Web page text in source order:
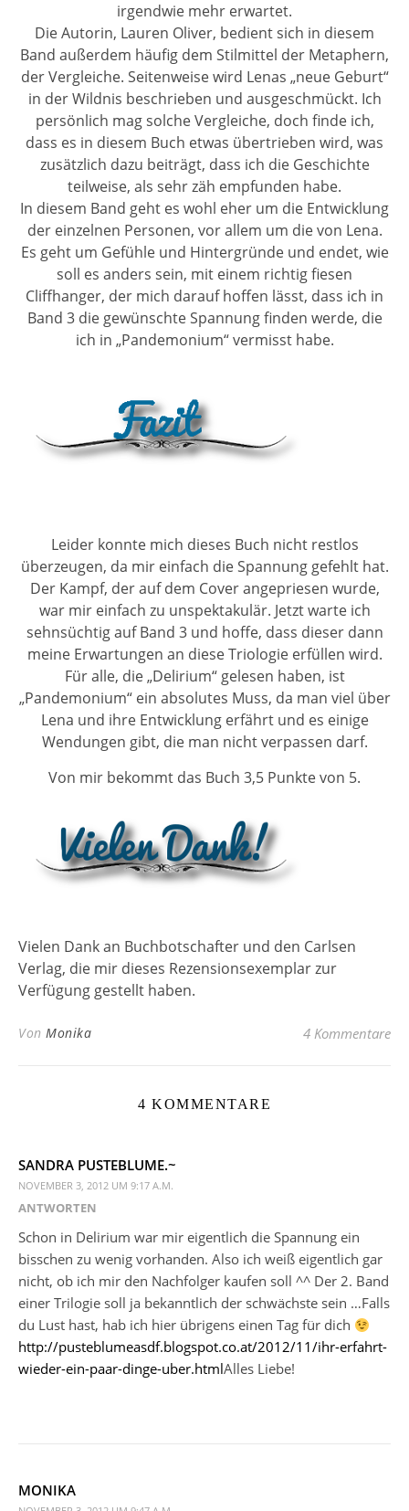
irgendwie mehr erwartet.
Die Autorin, Lauren Oliver, bedient sich in diesem
Band außerdem häufig dem Stilmittel der Metaphern,
der Vergleiche. Seitenweise wird Lenas „neue Geburt“
in der Wildnis beschrieben und ausgeschmückt. Ich
persönlich mag solche Vergleiche, doch finde ich,
dass es in diesem Buch etwas übertrieben wird, was
zusätzlich dazu beiträgt, dass ich die Geschichte
teilweise, als sehr zäh empfunden habe.
In diesem Band geht es wohl eher um die Entwicklung
der einzelnen Personen, vor allem um die von Lena.
Es geht um Gefühle und Hintergründe und endet, wie
soll es anders sein, mit einem richtig fiesen
Cliffhanger, der mich darauf hoffen lässt, dass ich in
Band 3 die gewünschte Spannung finden werde, die
ich in „Pandemonium“ vermisst habe.
Leider konnte mich dieses Buch nicht restlos
überzeugen, da mir einfach die Spannung gefehlt hat.
Der Kampf, der auf dem Cover angepriesen wurde,
war mir einfach zu unspektakulär. Jetzt warte ich
sehnsüchtig auf Band 3 und hoffe, dass dieser dann
meine Erwartungen an diese Triologie erfüllen wird.
Für alle, die „Delirium“ gelesen haben, ist
„Pandemonium“ ein absolutes Muss, da man viel über
Lena und ihre Entwicklung erfährt und es einige
Wendungen gibt, die man nicht verpassen darf.
Von mir bekommt das Buch 3,5 Punkte von 5.
Vielen Dank an Buchbotschafter und den Carlsen
Verlag, die mir dieses Rezensionsexemplar zur
Verfügung gestellt haben.
Von Monika 4 Kommentare
4 KOMMENTARE
SANDRA PUSTEBLUME.~
NOVEMBER 3, 2012 UM 9:17 A.M.
ANTWORTEN
Schon in Delirium war mir eigentlich die Spannung ein
bisschen zu wenig vorhanden. Also ich weiß eigentlich gar
nicht, ob ich mir den Nachfolger kaufen soll ^^ Der 2. Band
einer Trilogie soll ja bekanntlich der schwächste sein …Falls
du Lust hast, hab ich hier übrigens einen Tag für dich
http://pusteblumeasdf.blogspot.co.at/2012/11/ihr-erfahrt-
wieder-ein-paar-dinge-uber.htmlAlles Liebe!
MONIKA